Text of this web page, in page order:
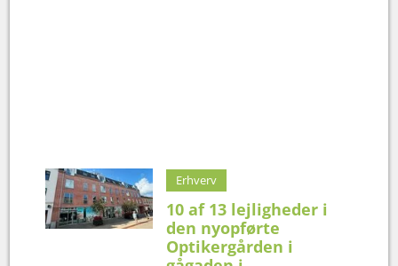
Erhverv
10 af 13 lejligheder i
den nyopførte
Optikergården i